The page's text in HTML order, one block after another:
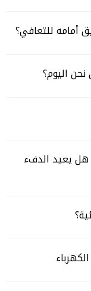
أمامه للتعافي؟
نحن اليوم؟
هل يعيد الدفء